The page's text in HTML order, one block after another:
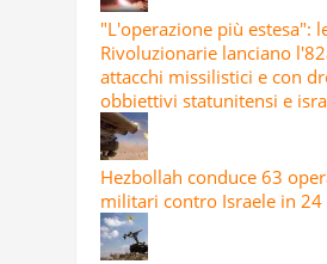
"L'operazione più estesa":
Rivoluzionarie lanciano
attacchi missilistici e con
obbiettivi statunitensi e
Hezbollah conduce 63
militari contro Israele in 24